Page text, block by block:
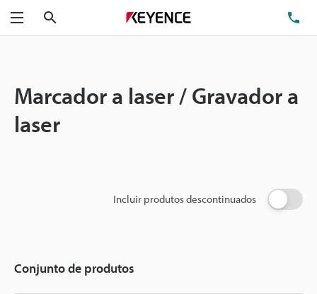
Menu
Marcador a laser / Gravador a
laser
Incluir produtos descontinuados
Conjunto de produtos